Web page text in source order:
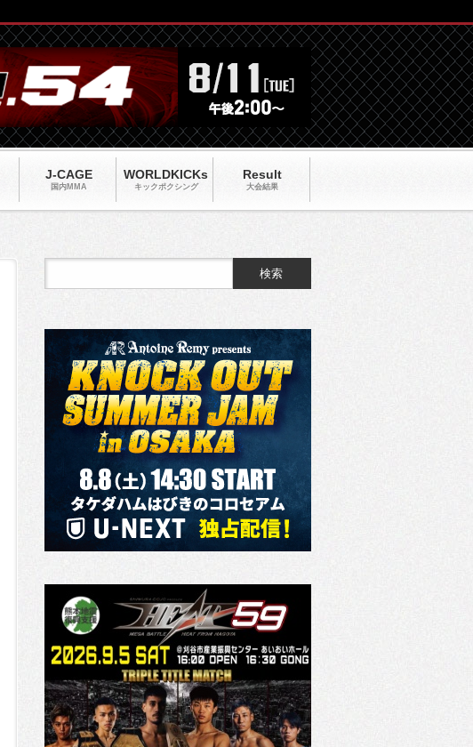
J-CAGE
国内MMA
WORLDKICKs
キックポクシング
Result
大会結果